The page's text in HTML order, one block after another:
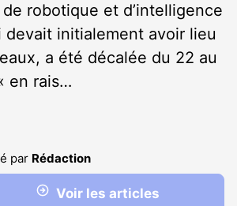
robotique et d’intelligence
initialement avoir lieu
a été décalée du 22 au
en rais…
par Rédaction
Voir les articles